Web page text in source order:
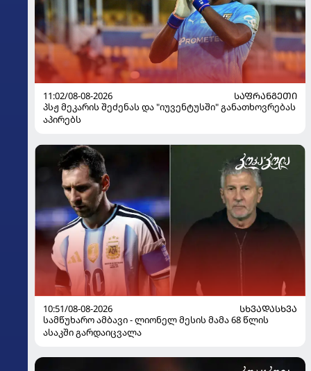
11:02/08-08-2026
ᲡᲐᲤᲠᲐᲜᲒᲔᲗᲘ
პსჟ მეკარის შეძენას და "იუვენტუსში" განათხოვრებას
აპირებს
10:51/08-08-2026
ᲡᲮᲕᲐᲓᲐᲡᲮᲕᲐ
სამწუხარო ამბავი - ლიონელ მესის მამა 68 წლის
ასაკში გარდაიცვალა